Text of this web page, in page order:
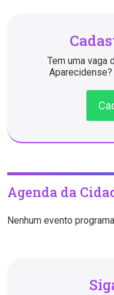
Tem uma vaga
Aparecidense?
Agenda da
Nenhum evento